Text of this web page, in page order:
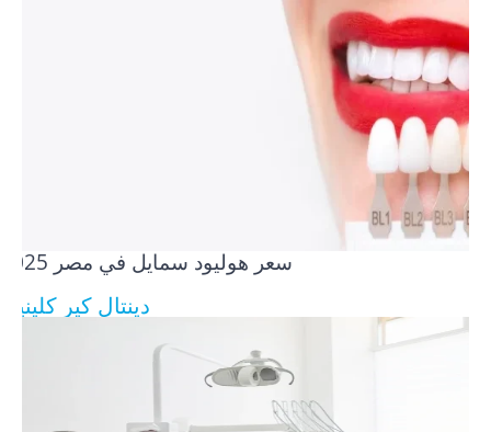
سعر هوليود سمايل في مصر​ 2025
دينتال كير كلينيك